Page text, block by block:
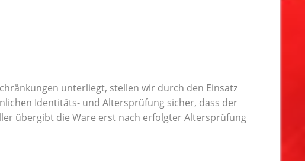
unterliegt, stellen wir durch den Einsatz
Identitäts- und Altersprüfung sicher, dass der
übergibt die Ware erst nach erfolgter Altersprüfung